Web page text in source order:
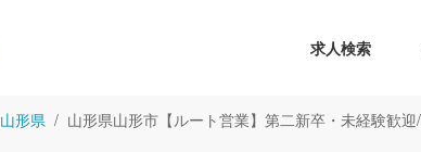
求人検索
山形県 山形県山形市【ルート営業】第二新卒・未経験歓